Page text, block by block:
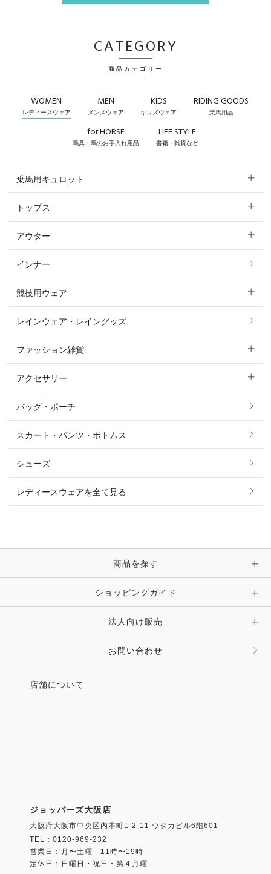
CATEGORY
商品カテゴリー
WOMEN
レディースウェア
MEN
メンズウェア
KIDS
キッズウェア
RIDING GOODS
乗馬用品
for HORSE
馬具・馬のお手入れ用品
LIFE STYLE
書籍・雑貨など
乗馬用キュロット
すべてのキュロット
フルグリップ・尻革 キュロット
ニーグリップ・膝革 キュロット
トップス
すべてのトップス
ポロシャツ
カットソー・Tシャツ・タンクトップ
ニット・セーター
シャツ・ブラウス・ワンピース
アウター
すべてのアウター
コート
ジャケット・ブルゾン
インナー
競技用ウェア
すべての競技用ウェア
ショージャケット
ショーシャツ
レインウェア・レイングッズ
ファッション雑貨
すべてのファッション雑貨
ソックス
ベルト
時計・財布・キーケース・革小物
キーホルダー・チャーム・ストラップ
その他 ファッション雑貨
アクセサリー
すべてのアクセサリー
リング
ピアス・イヤリング
ピン・ブローチ・コサージュ
その他 アクセサリー
バッグ・ポーチ
スカート・パンツ・ボトムス
シューズ
レディースウェアを全て見る
商品を探す
ショッピングガイド
法人向け販売
お問い合わせ
店舗について
ジョッパーズ大阪店
大阪府大阪市中央区内本町1-2-11 ウタカビル6階601
TEL：0120-969-232
営業日：月〜土曜 11時〜19時
定休日：日曜日・祝日・第４月曜